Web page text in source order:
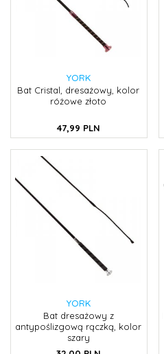
YORK
Bat Cristal, dresażowy, kolor
różowe złoto
47,99 PLN
YORK
Bat dresażowy z
antypoślizgową rączką, kolor
szary